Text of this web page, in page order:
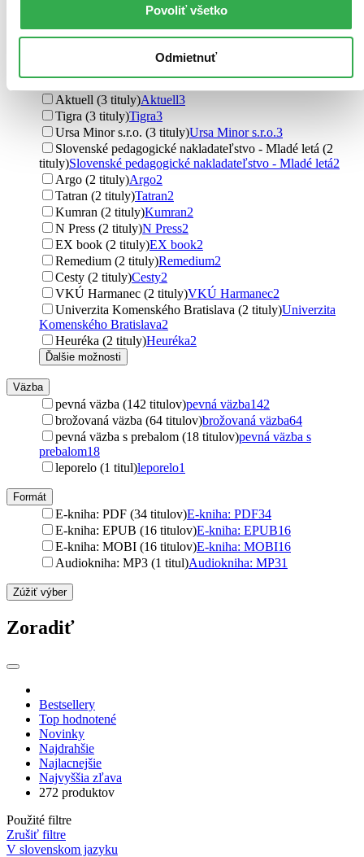
Povoliť všetko
Odmietnuť
VEDA5
mamaš (5 titulov)mamaš5
Premedia
Aktuell (3 tituly)Aktuell3
Tigra (3 tituly)Tigra3
Ursa Minor s.r.o. (3 tituly)Ursa Minor s.r.o.3
Slovenské pedagogické nakladateľstvo - Mladé letá (2
tituly)Slovenské pedagogické nakladateľstvo - Mladé letá2
Argo (2 tituly)Argo2
Tatran (2 tituly)Tatran2
Kumran (2 tituly)Kumran2
N Press (2 tituly)N Press2
EX book (2 tituly)EX book2
Remedium (2 tituly)Remedium2
Cesty (2 tituly)Cesty2
VKÚ Harmanec (2 tituly)VKÚ Harmanec2
Univerzita Komenského Bratislava (2 tituly)Univerzita
Komenského Bratislava2
Heuréka (2 tituly)Heuréka2
Ďalšie možnosti
Väzba
pevná väzba (142 titulov)pevná väzba142
brožovaná väzba (64 titulov)brožovaná väzba64
pevná väzba s prebalom (18 titulov)pevná väzba s
prebalom18
leporelo (1 titul)leporelo1
Formát
E-kniha: PDF (34 titulov)E-kniha: PDF34
E-kniha: EPUB (16 titulov)E-kniha: EPUB16
E-kniha: MOBI (16 titulov)E-kniha: MOBI16
Audiokniha: MP3 (1 titul)Audiokniha: MP31
Zúžiť výber
Zoradiť
Bestsellery
Top hodnotené
Novinky
Najdrahšie
Najlacnejšie
Najvyššia zľava
272 produktov
Použité filtre
Zrušiť filtre
V slovenskom jazyku